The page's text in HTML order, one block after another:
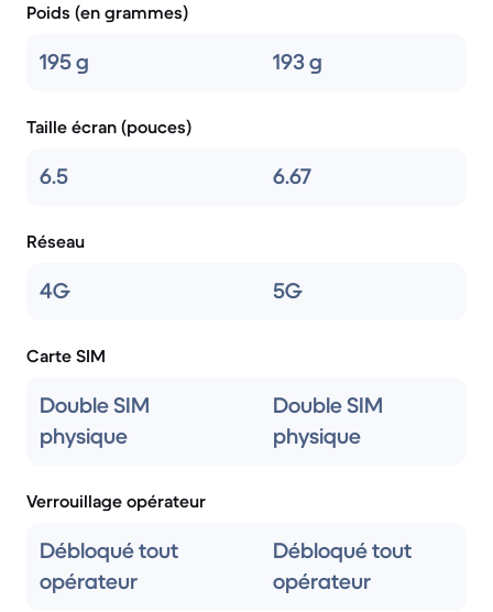
Poids (en grammes)
195 g 193 g
Taille écran (pouces)
6.5 6.67
Réseau
4G 5G
Carte SIM
Double SIM
physique
Double SIM
physique
Verrouillage opérateur
Débloqué tout
opérateur
Débloqué tout
opérateur